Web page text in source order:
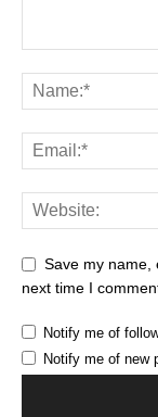
Save my name,
next time I
Notify me of
Notify me of new